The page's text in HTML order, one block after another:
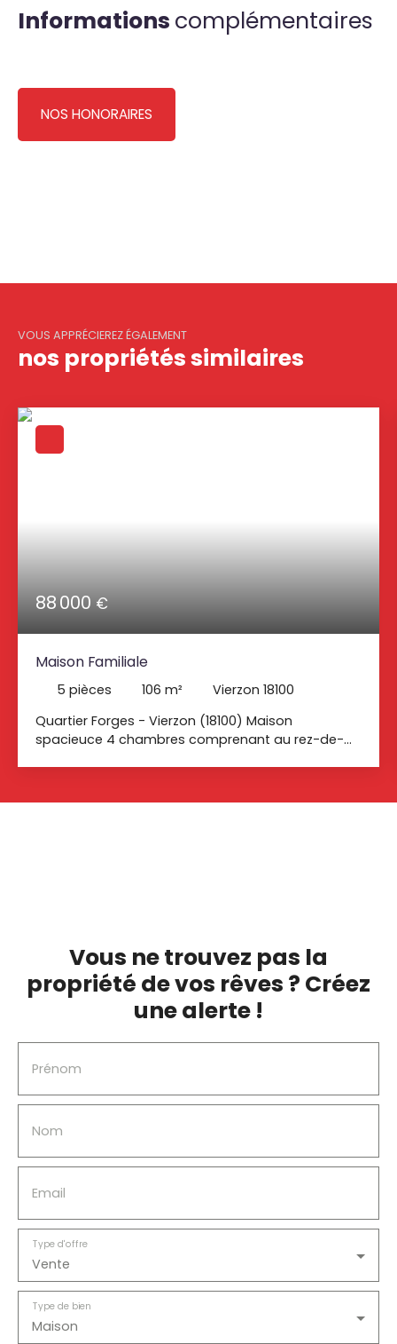
Informations complémentaires
NOS HONORAIRES
VOUS APPRÉCIEREZ ÉGALEMENT
nos propriétés similaires
88 000€
Maison Familiale
5 pièces 106 m²
Vierzon 18100
Quartier Forges - Vierzon (18100) Maison
spacieuce 4 chambres comprenant au rez-de-
Vous ne trouvez pas la
propriété de vos rêves ? Créez
une alerte !
Prénom
Nom
Email
Vente
Type d'offre
Maison
Type de bien